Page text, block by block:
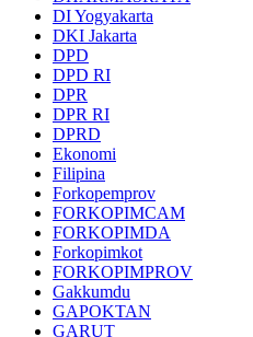
DI Yogyakarta
DKI Jakarta
DPD
DPD RI
DPR
DPR RI
DPRD
Ekonomi
Filipina
Forkopemprov
FORKOPIMCAM
FORKOPIMDA
Forkopimkot
FORKOPIMPROV
Gakkumdu
GAPOKTAN
GARUT